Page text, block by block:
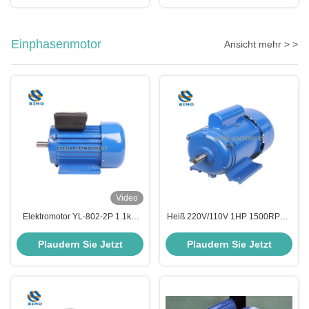
Einphasenmotor Ansicht mehr > >
Video
Elektromotor YL-802-2P 1.1kw
Motor für Luftkompressor
Plaudern Sie Jetzt
Heiß 220V/110V 1HP 1500RPM -
Einphasen-AC-Kondensator-
Plaudern Sie Jetzt